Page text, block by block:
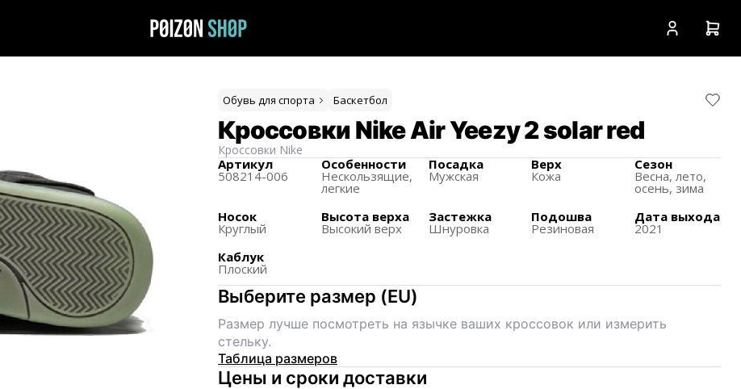
Обувь для спорта Баскетбол
Кроссовки Nike Air Yeezy 2 solar red
Кроссовки Nike
Артикул
508214-006
Особенности
Нескользящиe,
легкие
Посадка
Мужская
Верх
Кожа
Сезон
Весна, лето,
осень, зима
Носок
Круглый
Высота верха
Высокий верх
Застежка
Шнуровка
Подошва
Резиновая
Дата выхода
2021
Каблук
Плоский
Выберите размер (EU)
Размер лучше посмотреть на язычке ваших кроссовок или измерить
стельку.
Таблица размеров
Цены и сроки доставки